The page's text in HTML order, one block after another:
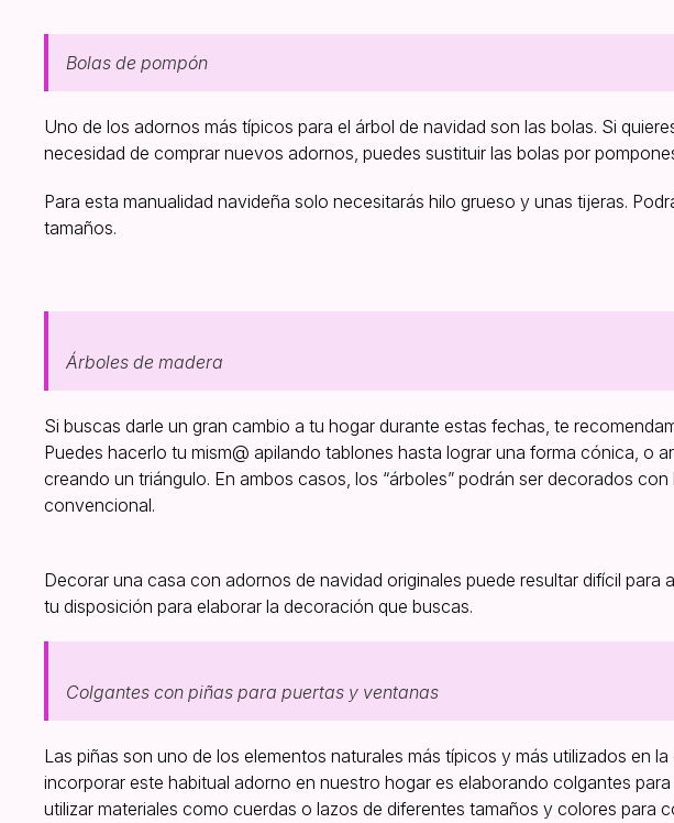
Bolas de pompón
Uno de los adornos más típicos para el árbol de navidad son las bolas. Si
necesidad de comprar nuevos adornos, puedes sustituir las bolas por
Para esta manualidad navideña solo necesitarás hilo grueso y unas tijeras.
tamaños.
Árboles de madera
Si buscas darle un gran cambio a tu hogar durante estas fechas, te
Puedes hacerlo tu mism@ apilando tablones hasta lograr una forma cónica, o
creando un triángulo. En ambos casos, los “árboles” podrán ser decorados
convencional.
Decorar una casa con adornos de navidad originales puede resultar difícil para
tu disposición para elaborar la decoración que buscas.
Colgantes con piñas para puertas y ventanas
Las piñas son uno de los elementos naturales más típicos y más utilizados en
incorporar este habitual adorno en nuestro hogar es elaborando colgantes
utilizar materiales como cuerdas o lazos de diferentes tamaños y colores para